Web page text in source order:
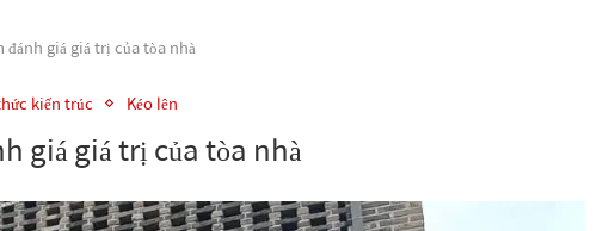
đánh giá giá trị của tòa nhà
kiến trúc Kéo lên
giá giá trị của tòa nhà